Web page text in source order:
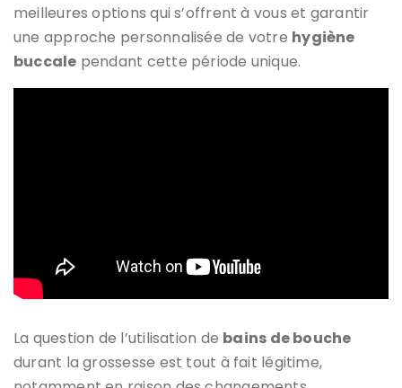
meilleures options qui s’offrent à vous et garantir
une approche personnalisée de votre hygiène
buccale pendant cette période unique.
La question de l’utilisation de bains de bouche
durant la grossesse est tout à fait légitime,